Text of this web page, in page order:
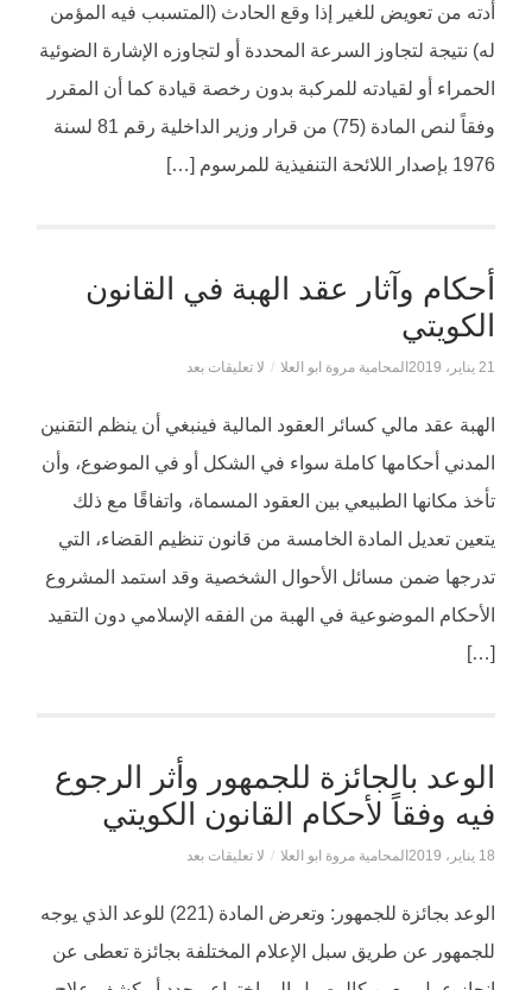
أدته من تعويض للغير إذا وقع الحادث (المتسبب فيه المؤمن
له) نتيجة لتجاوز السرعة المحددة أو لتجاوزه الإشارة الضوئية
الحمراء أو لقيادته للمركبة بدون رخصة قيادة كما أن المقرر
وفقاً لنص المادة (75) من قرار وزير الداخلية رقم 81 لسنة
1976 بإصدار اللائحة التنفيذية للمرسوم […]
أحكام وآثار عقد الهبة في القانون
الكويتي
21 يناير، 2019 المحامية مروة ابو العلا / لا تعليقات بعد
الهبة عقد مالي كسائر العقود المالية فينبغي أن ينظم التقنين
المدني أحكامها كاملة سواء في الشكل أو في الموضوع، وأن
تأخذ مكانها الطبيعي بين العقود المسماة، واتفاقًا مع ذلك
يتعين تعديل المادة الخامسة من قانون تنظيم القضاء، التي
تدرجها ضمن مسائل الأحوال الشخصية وقد استمد المشروع
الأحكام الموضوعية في الهبة من الفقه الإسلامي دون التقيد
[…]
الوعد بالجائزة للجمهور وأثر الرجوع
فيه وفقاً لأحكام القانون الكويتي
18 يناير، 2019 المحامية مروة ابو العلا / لا تعليقات بعد
الوعد بجائزة للجمهور: وتعرض المادة (221) للوعد الذي يوجه
للجمهور عن طريق سبل الإعلام المختلفة بجائزة تعطى عن